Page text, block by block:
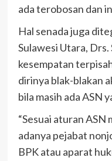
ada terobosan dan
Hal senada juga
Sulawesi Utara,
kesempatan
dirinya blak-blakan
bila masih ada ASN
“Sesuai aturan
adanya pejabat
BPK atau aparat